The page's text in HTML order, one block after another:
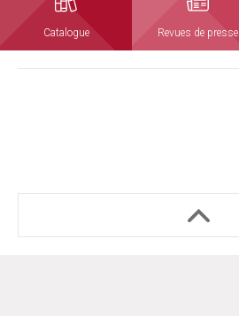
Catalogue Revues de presse